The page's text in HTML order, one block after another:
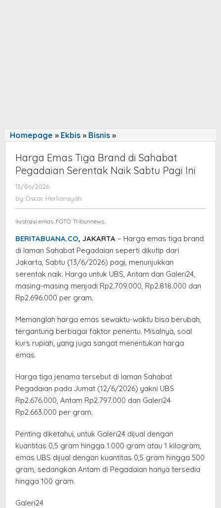
Homepage » Ekbis » Bisnis »
Tiga
Brand
Pegadaian
Sabtu
Pagi
Ini
Harga Emas Tiga Brand di Sahabat
Pegadaian Serentak Naik Sabtu Pagi Ini
13/06/2026
Oscar
by Oscar Herliansyah
Ilustrasi emas. FOTO: Tribunnews.
BERITABUANA.CO, JAKARTA – Harga emas tiga brand
di laman Sahabat Pegadaian seperti dikutip dari
Jakarta, Sabtu (13/6/2026) pagi, menunjukkan
serentak naik. Harga untuk UBS, Antam dan Galeri24,
masing-masing menjadi Rp2.709.000, Rp2.818.000 dan
Rp2.696.000 per gram.
Memanglah harga emas sewaktu-waktu bisa berubah,
tergantung berbagai faktor penentu. Misalnya, soal
kurs rupiah, yang juga sangat menentukan harga
emas.
Harga tiga jenama tersebut di laman Sahabat
Pegadaian pada Jumat (12/6/2026) yakni UBS
Rp2.676.000, Antam Rp2.797.000 dan Galeri24
Rp2.663.000 per gram.
Penting diketahui, untuk Galeri24 dijual dengan
kuantitas 0,5 gram hingga 1.000 gram atau 1 kilogram,
emas UBS dijual dengan kuantitas 0,5 gram hingga 500
gram, sedangkan Antam di Pegadaian hanya tersedia
hingga 100 gram.
Galeri24